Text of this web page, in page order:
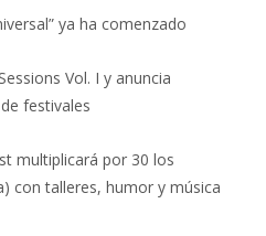
ya ha comenzado
Vol. I y anuncia
festivales
multiplicará por 30 los
con talleres, humor y música